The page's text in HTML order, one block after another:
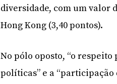
diversidade, com um valor
Hong Kong (3,40 pontos).
No pólo oposto, “o respeito
políticas” e a